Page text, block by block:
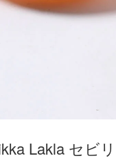
Lakla セビ